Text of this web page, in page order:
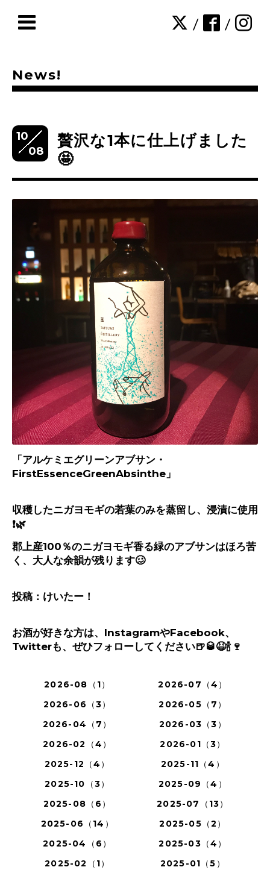
/ /
News!
10
08
贅沢な1本に仕上げました
🤩
「アルケミエグリーンアブサン・
FirstEssenceGreenAbsinthe」
収穫したニガヨモギの若葉のみを蒸留し、浸漬に使用
❗️🌿
郡上産100 ％のニガヨモギ香る緑のアブサンはほろ苦
く、大人な余韻が残ります🥴
投稿：けいたー！
お酒が好きな方は、 InstagramやFacebook、
Twitterも、ぜひフォローしてください🍺🥃😆🍾🍷
2026-08（1）
2026-07（4）
2026-06（3）
2026-05（7）
2026-04（7）
2026-03（3）
2026-02（4）
2026-01（3）
2025-12（4）
2025-11（4）
2025-10（3）
2025-09（4）
2025-08（6）
2025-07（13）
2025-06（14）
2025-05（2）
2025-04（6）
2025-03（4）
2025-02（1）
2025-01（5）